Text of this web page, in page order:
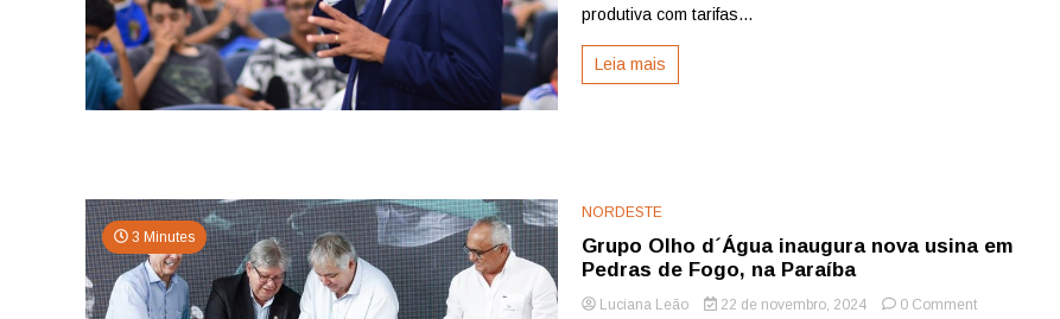
dos
produtiva com tarifas...
Leia mais
3 Minutes
NORDESTE
Grupo Olho d´Água inaugura nova usina em
Pedras de Fogo, na Paraíba
Luciana Leão 22 de novembro, 2024 0 Commenton